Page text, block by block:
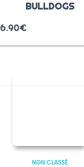
BULLDOGS
6.90€
NON CLASSÉ